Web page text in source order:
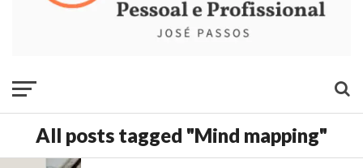
All posts tagged "Mind mapping"